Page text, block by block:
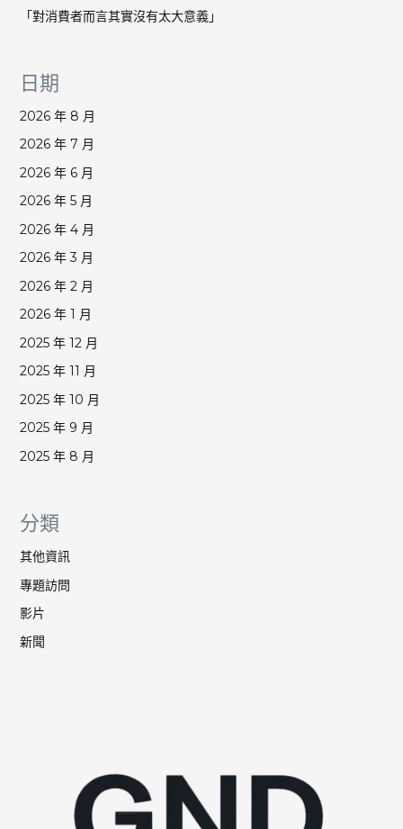
「對消費者而言其實沒有太大意義」
日期
2026 年 8 月
2026 年 7 月
2026 年 6 月
2026 年 5 月
2026 年 4 月
2026 年 3 月
2026 年 2 月
2026 年 1 月
2025 年 12 月
2025 年 11 月
2025 年 10 月
2025 年 9 月
2025 年 8 月
分類
其他資訊
專題訪問
影片
新聞